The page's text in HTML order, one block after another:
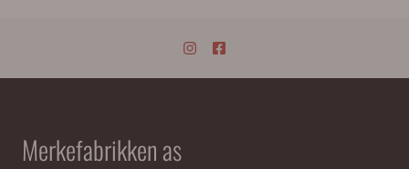
Merkefabrikken as